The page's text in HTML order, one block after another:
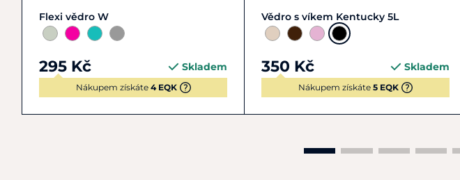
Zobrazit detail
Flexi vědro W
295 Kč Skladem
Nákupem získáte 4 EQK
Zobrazit detail
Vědro s víkem Kentucky 5L
350 Kč Skladem
Nákupem získáte 5 EQK